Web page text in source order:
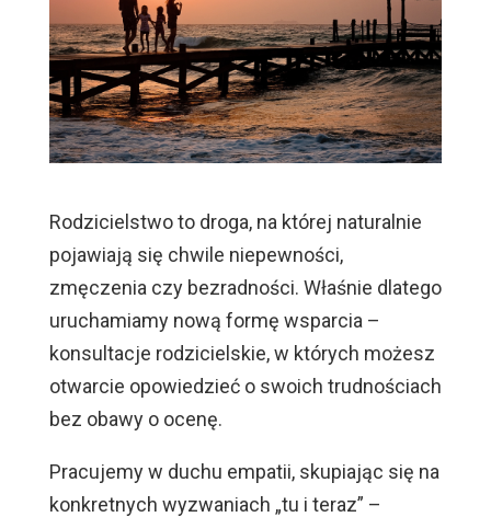
Rodzicielstwo to droga, na której naturalnie
pojawiają się chwile niepewności,
zmęczenia czy bezradności. Właśnie dlatego
uruchamiamy nową formę wsparcia –
konsultacje rodzicielskie, w których możesz
otwarcie opowiedzieć o swoich trudnościach
bez obawy o ocenę.
Pracujemy w duchu empatii, skupiając się na
konkretnych wyzwaniach „tu i teraz” –